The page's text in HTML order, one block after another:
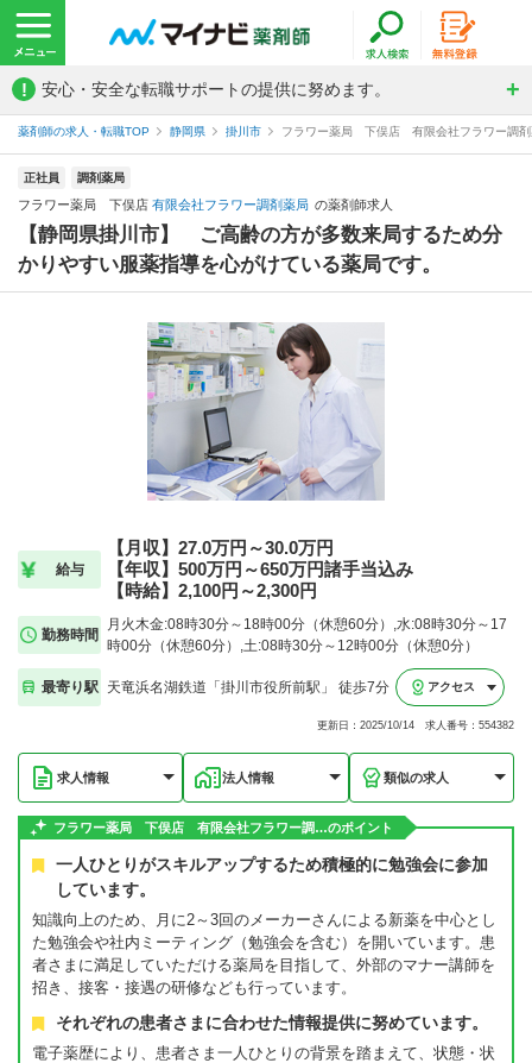
! 安心・安全な転職サポートの提供に努めます。
薬剤師の求人・転職TOP 静岡県 掛川市 フラワー薬局 下俣店 有限会社フラワー調剤
正社員 調剤薬局
フラワー薬局 下俣店 有限会社フラワー調剤薬局 の薬剤師求人
【静岡県掛川市】 ご高齢の方が多数来局するため分
かりやすい服薬指導を心がけている薬局です。
給与
【月収】27.0万円～30.0万円
【年収】500万円～650万円諸手当込み
【時給】2,100円～2,300円
勤務時間
月火木金:08時30分～18時00分（休憩60分）,水:08時30分～17
時00分（休憩60分）,土:08時30分～12時00分（休憩0分）
最寄り駅 天竜浜名湖鉄道「掛川市役所前駅」 徒歩7分 アクセス
更新日：2025/10/14 求人番号：554382
求人情報 法人情報 類似の求人
フラワー薬局 下俣店 有限会社フラワー調…のポイント
一人ひとりがスキルアップするため積極的に勉強会に参加
しています。
知識向上のため、月に2～3回のメーカーさんによる新薬を中心とし
た勉強会や社内ミーティング（勉強会を含む）を開いています。患
者さまに満足していただける薬局を目指して、外部のマナー講師を
招き、接客・接遇の研修なども行っています。
それぞれの患者さまに合わせた情報提供に努めています。
電子薬歴により、患者さま一人ひとりの背景を踏まえて、状態・状